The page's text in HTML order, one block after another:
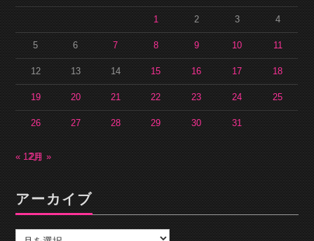
1 2 3 4
5 6 7 8 9 10 11
12 13 14 15 16 17 18
19 20 21 22 23 24 25
26 27 28 29 30 31
« 12月2月 »
アーカイブ